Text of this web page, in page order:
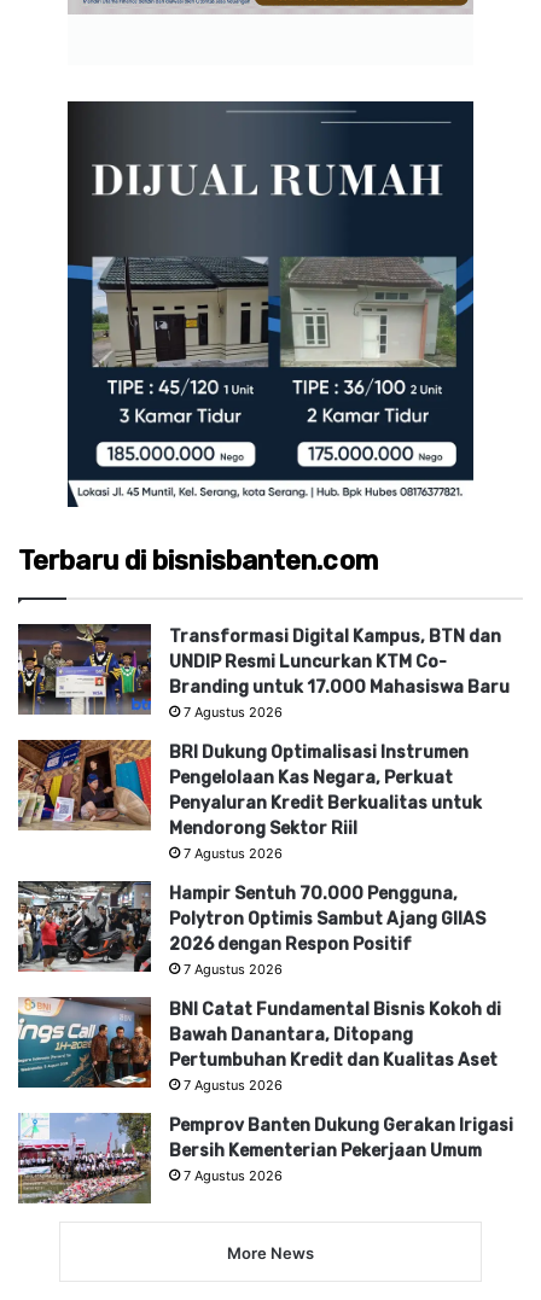
Terbaru di bisnisbanten.com
Transformasi Digital Kampus, BTN dan
UNDIP Resmi Luncurkan KTM Co-
Branding untuk 17.000 Mahasiswa Baru
7 Agustus 2026
BRI Dukung Optimalisasi Instrumen
Pengelolaan Kas Negara, Perkuat
Penyaluran Kredit Berkualitas untuk
Mendorong Sektor Riil
7 Agustus 2026
Hampir Sentuh 70.000 Pengguna,
Polytron Optimis Sambut Ajang GIIAS
2026 dengan Respon Positif
7 Agustus 2026
BNI Catat Fundamental Bisnis Kokoh di
Bawah Danantara, Ditopang
Pertumbuhan Kredit dan Kualitas Aset
7 Agustus 2026
Pemprov Banten Dukung Gerakan Irigasi
Bersih Kementerian Pekerjaan Umum
7 Agustus 2026
More News